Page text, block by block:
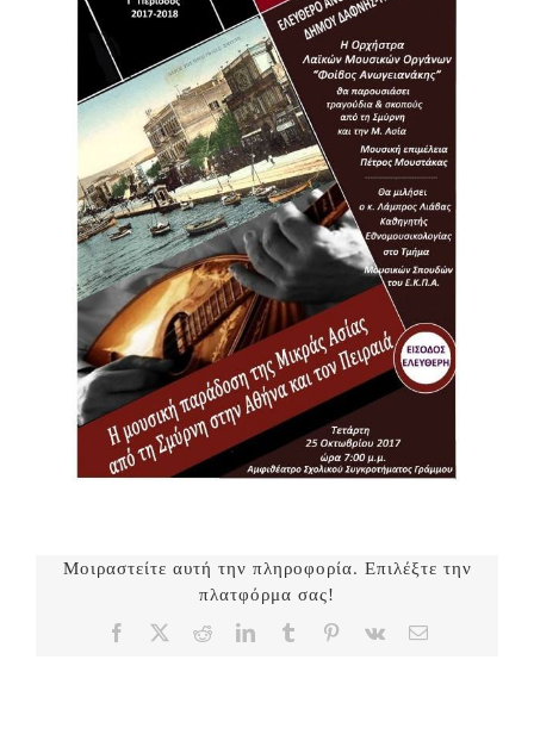
Μοιραστείτε αυτή την πληροφορία. Επιλέξτε την
πλατφόρμα σας!
Facebook
RedditLinkedInTumblr Pinterest
Vk Email